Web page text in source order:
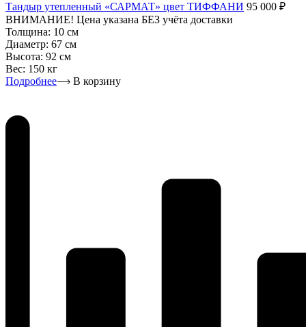
Тандыр утепленный «САРМАТ» цвет ТИФФАНИ 95 000 ₽
ВНИМАНИЕ! Цена указана БЕЗ учёта доставки
Толщина: 10 см
Диаметр: 67 см
Высота: 92 см
Вес: 150 кг
Подробнее
В корзину